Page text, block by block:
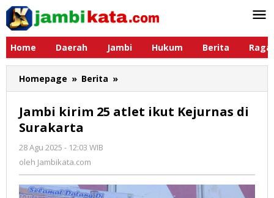
Lewati
konten
Home
Daerah Jambi Hukum Berita
Homepage » Berita »
kirim
25
atlet
Jambi kirim 25 atlet ikut Kejurnas di
Surakarta
28 Agu 2025 - 12:03 WIB
oleh Jambikata.com